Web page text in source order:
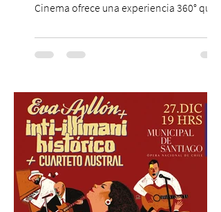
Cinema ofrece una experiencia 360° que
cinematográfica y actores en vivo,
recreando algunos de los universos más
una nueva atracción a su oferta
gastronómica y turística con la apertura de
Cinema, un restaurante temático
inspirado en el concepto de un museo de
Hollywood, que promete transportar a sus
visitantes a distintos